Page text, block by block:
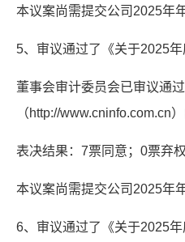
本议案尚需提交公司2025年
5、审议通过了《关于2025年
董事会审计委员会已审议通
（http://www.cninfo.com.cn
表决结果：7票同意；0票弃
本议案尚需提交公司2025年
6、审议通过了《关于2025年